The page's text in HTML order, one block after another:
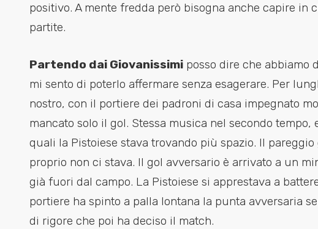
positivo. A mente fredda però bisogna anche capire in
partite.
Partendo dai Giovanissimi posso dire che abbiamo
mi sento di poterlo affermare senza esagerare. Per
nostro, con il portiere dei padroni di casa impegnato
mancato solo il gol. Stessa musica nel secondo
quali la Pistoiese stava trovando più spazio. Il
proprio non ci stava. Il gol avversario è arrivato a un
già fuori dal campo. La Pistoiese si apprestava a
portiere ha spinto a palla lontana la punta avversaria
di rigore che poi ha deciso il match.